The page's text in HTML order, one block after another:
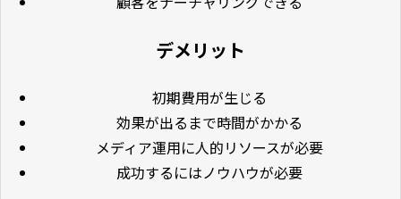
デメリット
初期費用が生じる
効果が出るまで時間がかかる
メディア運用に人的リソースが必要
成功するにはノウハウが必要